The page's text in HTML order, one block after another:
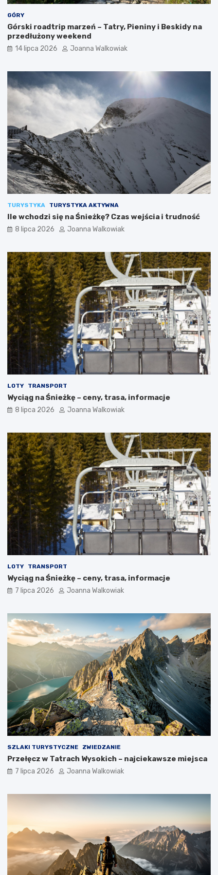
GÓRY
Górski roadtrip marzeń – Tatry, Pieniny i Beskidy na
przedłużony weekend
14 lipca 2026 Joanna Walkowiak
TURYSTYKA TURYSTYKA AKTYWNA
Ile wchodzi się na Śnieżkę? Czas wejścia i trudność
8 lipca 2026 Joanna Walkowiak
LOTY TRANSPORT
Wyciąg na Śnieżkę – ceny, trasa, informacje
8 lipca 2026 Joanna Walkowiak
LOTY TRANSPORT
Wyciąg na Śnieżkę – ceny, trasa, informacje
7 lipca 2026 Joanna Walkowiak
SZLAKI TURYSTYCZNE ZWIEDZANIE
Przełęcz w Tatrach Wysokich – najciekawsze miejsca
7 lipca 2026 Joanna Walkowiak